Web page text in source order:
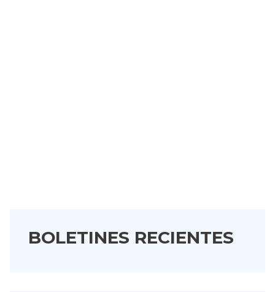
BOLETINES RECIENTES